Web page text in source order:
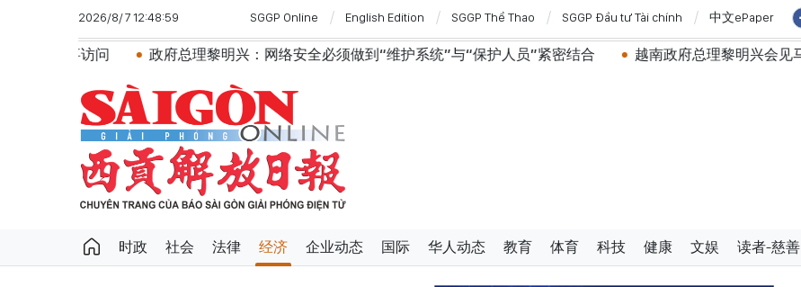
2026/8/7 12:48:59 SGGP Online English Edition SGGP Thể Thao SGGP Đầu tư Tài chính 中文ePaper
政府总理黎明兴：网络安全必须做到“维护系统”与“保护人员”紧密结合 越南政府总理黎明兴会见马来西亚国防部长
时政 社会 法律 经济 企业动态 国际 华人动态 教育 体育 科技 健康 文娱 读者-慈善